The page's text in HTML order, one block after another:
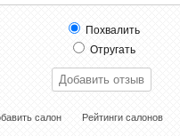
Похвалить
Отругать
салон Рейтинги салонов